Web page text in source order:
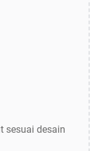
sesuai desain